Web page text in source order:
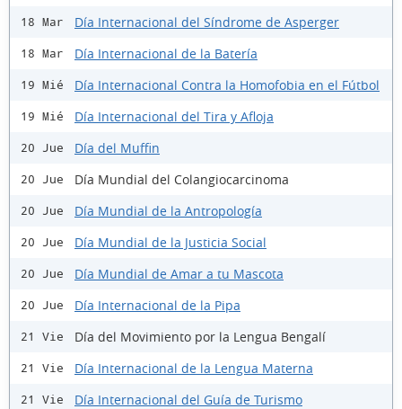
18 Mar Día Internacional del Síndrome de Asperger
18 Mar Día Internacional de la Batería
19 Mié Día Internacional Contra la Homofobia en el Fútbol
19 Mié Día Internacional del Tira y Afloja
20 Jue Día del Muffin
20 Jue Día Mundial del Colangiocarcinoma
20 Jue Día Mundial de la Antropología
20 Jue Día Mundial de la Justicia Social
20 Jue Día Mundial de Amar a tu Mascota
20 Jue Día Internacional de la Pipa
21 Vie Día del Movimiento por la Lengua Bengalí
21 Vie Día Internacional de la Lengua Materna
21 Vie Día Internacional del Guía de Turismo